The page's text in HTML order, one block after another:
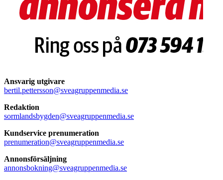
Ansvarig utgivare
bertil.pettersson@sveagruppenmedia.se
Redaktion
sormlandsbygden@sveagruppenmedia.se
Kundservice prenumeration
prenumeration@sveagruppenmedia.se
Annonsförsäljning
annonsbokning@sveagruppenmedia.se